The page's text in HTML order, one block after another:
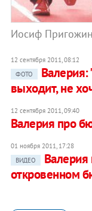
Иосиф
12 сентября 2011, 08:12
ФОТО
выходит, не
12 сентября 2011, 09:40
Валерия про
01 ноября 2011, 17:28
ВИДЕО
Валерия
откровенном